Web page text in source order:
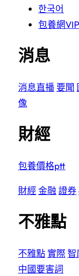
한국어
包養網VIP
消息
消息直播 要聞
像
財經
包養價格ptt
財經 金融 證券
不雅點
不雅點 實際 智
中國要害詞